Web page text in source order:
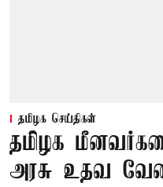
தமிழக செய்திகள்
தமிழக
அரசு உதவ